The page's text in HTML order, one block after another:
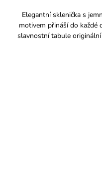
Elegantní sklenička s
motivem přináší do každé
slavnostní tabule